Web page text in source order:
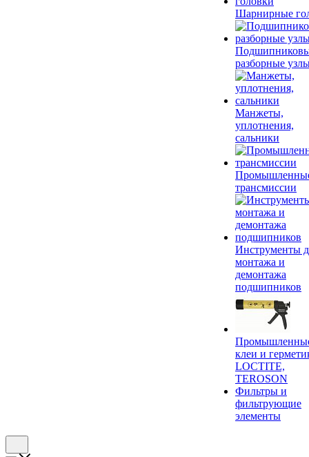
Шарнирные
разборные
Манжеты,
уплотнения,
сальники
трансмиссии
Инструменты
монтажа и
демонтажа
подшипников
клеи и
LOCTITE,
TEROSON
Фильтры и
фильтрующие
элементы